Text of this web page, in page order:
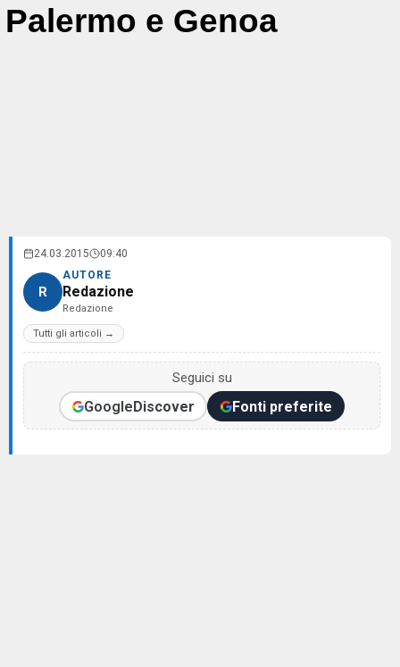
Palermo e Genoa
24.03.2015 09:40
R
AUTORE
Redazione
Redazione
Tutti gli articoli →
Seguici su
GoogleDiscover Fonti preferite